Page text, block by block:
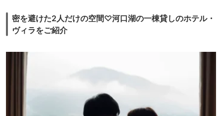
密を避けた2人だけの空間♡河口湖の一棟貸しのホテル・
ヴィラをご紹介